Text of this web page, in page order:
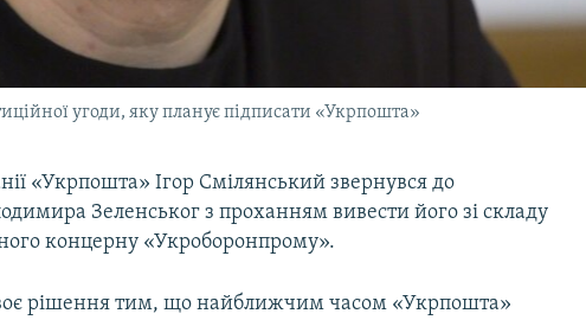
угоди, яку планує підписати «Укрпошта»
«Укрпошта» Ігор Смілянський звернувся до
Зеленськог з проханням вивести його зі складу
концерну «Укроборонпрому».
рішення тим, що найближчим часом «Укрпошта»